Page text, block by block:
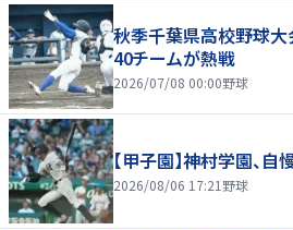
秋季千葉県高校野球
40チームが熱戦
2026/07/08 00:00野球
【甲子園】神村学園、
2026/08/06 17:21 野球